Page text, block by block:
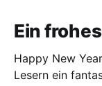
Ein
Happy New
Lesern ein